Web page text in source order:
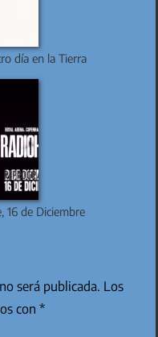
día en la Tierra
16 de Diciembre
será publicada. Los
con*